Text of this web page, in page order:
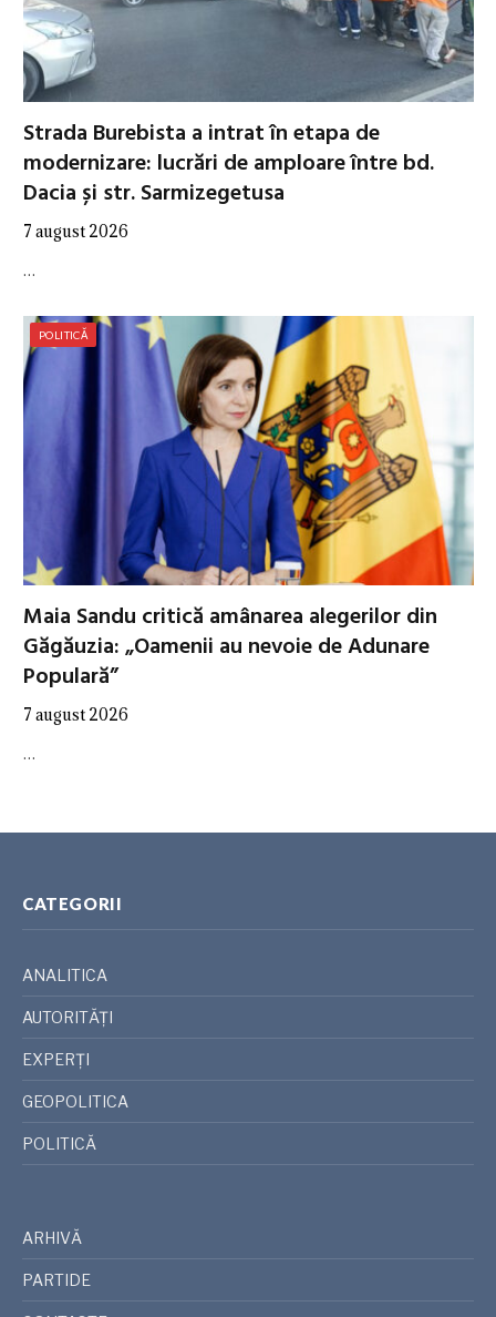
Strada Burebista a intrat în etapa de
modernizare: lucrări de amploare între bd.
Dacia și str. Sarmizegetusa
7 august 2026
…
POLITICĂ
Maia Sandu critică amânarea alegerilor din
Găgăuzia: „Oamenii au nevoie de Adunare
Populară”
7 august 2026
…
CATEGORII
ANALITICA
AUTORITĂȚI
EXPERȚI
GEOPOLITICA
POLITICĂ
ARHIVĂ
PARTIDE